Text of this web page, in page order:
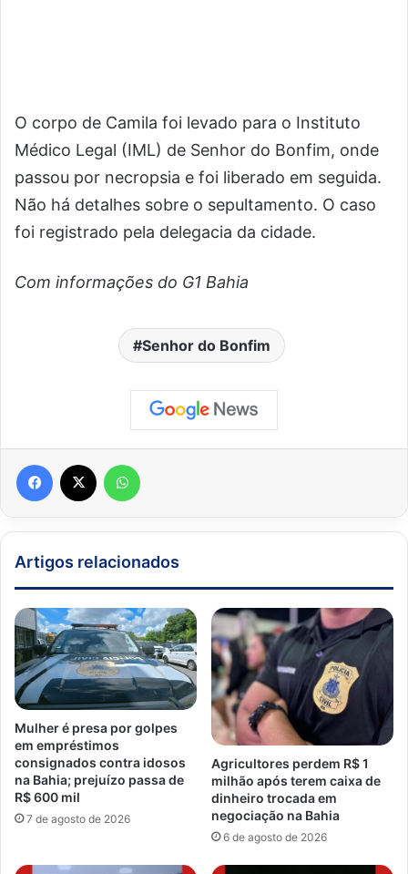
O corpo de Camila foi levado para o Instituto
Médico Legal (IML) de Senhor do Bonfim, onde
passou por necropsia e foi liberado em seguida.
Não há detalhes sobre o sepultamento. O caso
foi registrado pela delegacia da cidade.
Com informações do G1 Bahia
Senhor do Bonfim
Facebook
Artigos relacionados
Mulher é presa por golpes
em empréstimos
consignados contra idosos
na Bahia; prejuízo passa de
R$ 600 mil
7 de agosto de 2026
Agricultores perdem R$ 1
milhão após terem caixa de
dinheiro trocada em
negociação na Bahia
6 de agosto de 2026